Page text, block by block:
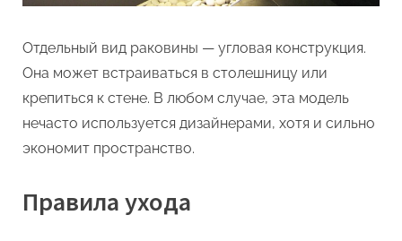
Отдельный вид раковины — угловая конструкция.
Она может встраиваться в столешницу или
крепиться к стене. В любом случае, эта модель
нечасто используется дизайнерами, хотя и сильно
экономит пространство.
Правила ухода